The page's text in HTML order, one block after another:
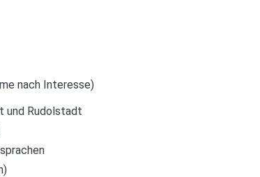
nach Interesse)
und Rudolstadt